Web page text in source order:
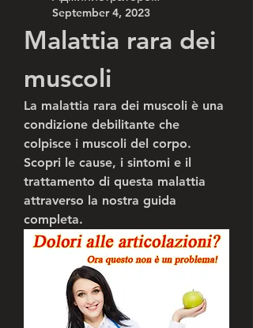
September 4, 2023
Malattia rara dei
muscoli
La malattia rara dei muscoli è una
condizione debilitante che
colpisce i muscoli del corpo.
Scopri le cause, i sintomi e il
trattamento di questa malattia
attraverso la nostra guida
completa.